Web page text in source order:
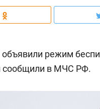
режим
сообщили в МЧС РФ.